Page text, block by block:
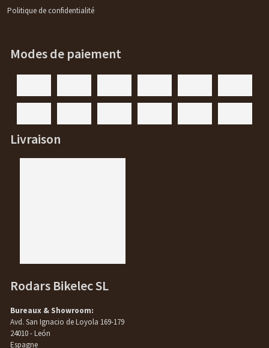
Politique de confidentialité
Modes de paiement
Livraison
Rodars Bikelec SL
Bureaux & Showroom:
Avd. San Ignacio de Loyola 169-179
24010 - León
Espagne